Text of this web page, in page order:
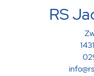
RS